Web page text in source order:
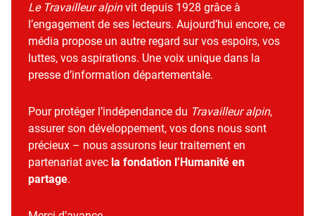
Le Travailleur alpinvit depuis 1928 grâce à
l’engagement de ses lecteurs. Aujourd’hui encore, ce
média propose un autre regard sur vos espoirs, vos
luttes, vos aspirations. Une voix unique dans la
presse d’information départementale.
Pour protéger l’indépendance du Travailleur alpin,
assurer son développement, vos dons nous sont
précieux – nous assurons leur traitement en
partenariat avec la fondation l’Humanité en
partage.